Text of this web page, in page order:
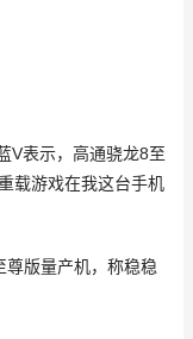
V表示，高通骁龙8至
载游戏在我这台手机
版量产机，称稳稳